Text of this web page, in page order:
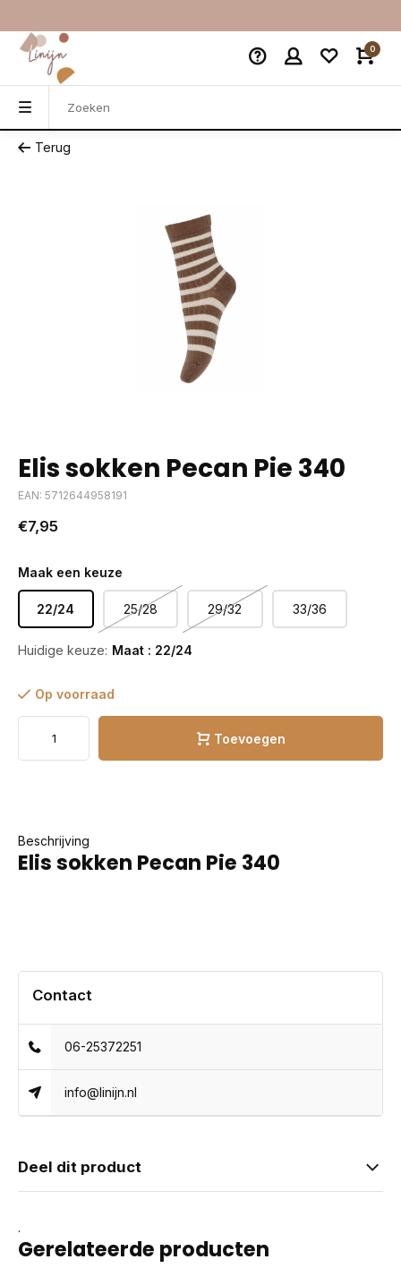
0
Terug
Elis sokken Pecan Pie 340
EAN: 5712644958191
€7,95
Maak een keuze
22/24 25/28 29/32 33/36
Huidige keuze: Maat : 22/24
Op voorraad
Toevoegen
Beschrijving
Elis sokken Pecan Pie 340
Contact
06-25372251
info@linijn.nl
Deel dit product
.
Gerelateerde producten